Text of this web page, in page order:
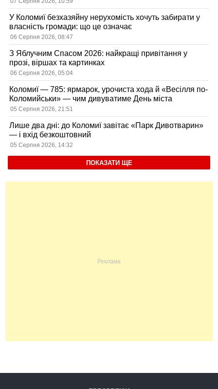
У Коломиї безхазяйну нерухомість хочуть забирати у
власність громади: що це означає
06 Серпня 2026, 08:47
З Яблучним Спасом 2026: найкращі привітання у
прозі, віршах та картинках
06 Серпня 2026, 05:04
Коломиї — 785: ярмарок, урочиста хода й «Весілля по-
Коломийськи» — чим дивуватиме День міста
05 Серпня 2026, 21:51
Лише два дні: до Коломиї завітає «Парк Дивотварин»
— і вхід безкоштовний
05 Серпня 2026, 14:32
ПОКАЗАТИ ЩЕ